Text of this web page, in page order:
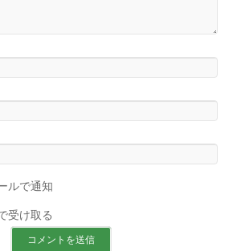
ルで通知
受け取る